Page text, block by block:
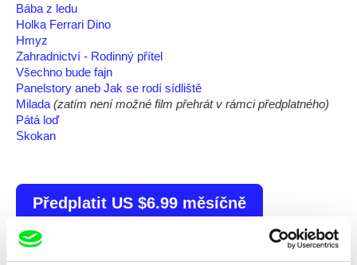
Bába z ledu
Holka Ferrari Dino
Hmyz
Zahradnictví - Rodinný přítel
Všechno bude fajn
Panelstory aneb Jak se rodí sídliště
Milada (zatím není možné film přehrát v rámci předplatného)
Pátá loď
Skokan
Předplatit US $6.99 měsíčně